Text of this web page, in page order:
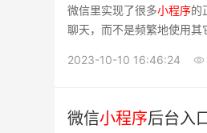
微信里实现了很多小程序的
聊天，而不是频繁地使用
2023-10-10 16:46:24
微信小程序后台入